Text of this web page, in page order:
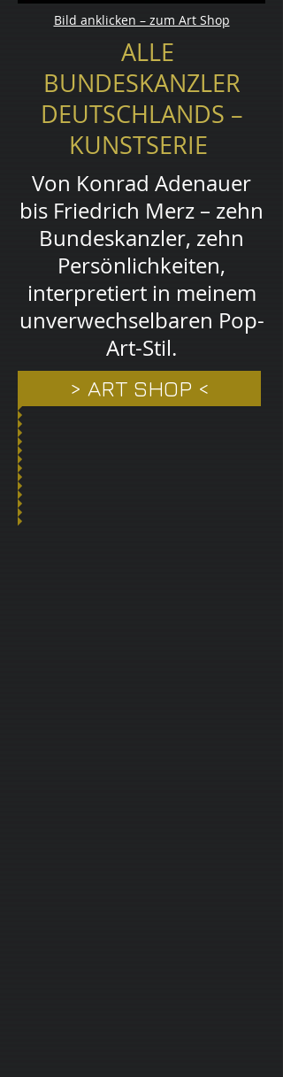
Bild anklicken – zum Art Shop
ALLE
BUNDESKANZLER
DEUTSCHLANDS –
KUNSTSERIE
Von Konrad Adenauer
bis Friedrich Merz – zehn
Bundeskanzler, zehn
Persönlichkeiten,
interpretiert in meinem
unverwechselbaren Pop-
Art-Stil.
> ART SHOP <